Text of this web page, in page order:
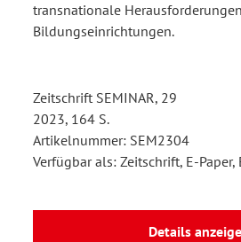
transnationale
Bildungseinrichtungen.
Zeitschrift SEMINAR, 29
2023, 164 S.
Artikelnummer: SEM2304
Verfügbar als: Zeitschrift, E-Paper,
Details